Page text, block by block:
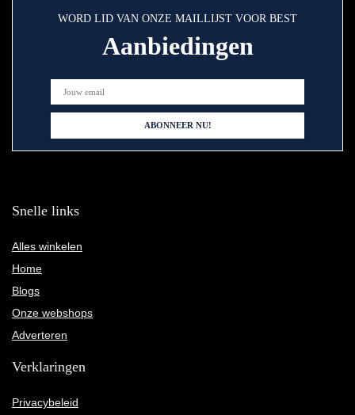
WORD LID VAN ONZE MAILLIJST VOOR BEST
Aanbiedingen
Snelle links
Alles winkelen
Home
Blogs
Onze webshops
Adverteren
Verklaringen
Privacybeleid